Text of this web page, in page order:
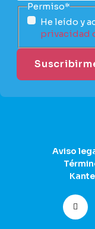
Permiso*
He leído y
privacidad
Aviso